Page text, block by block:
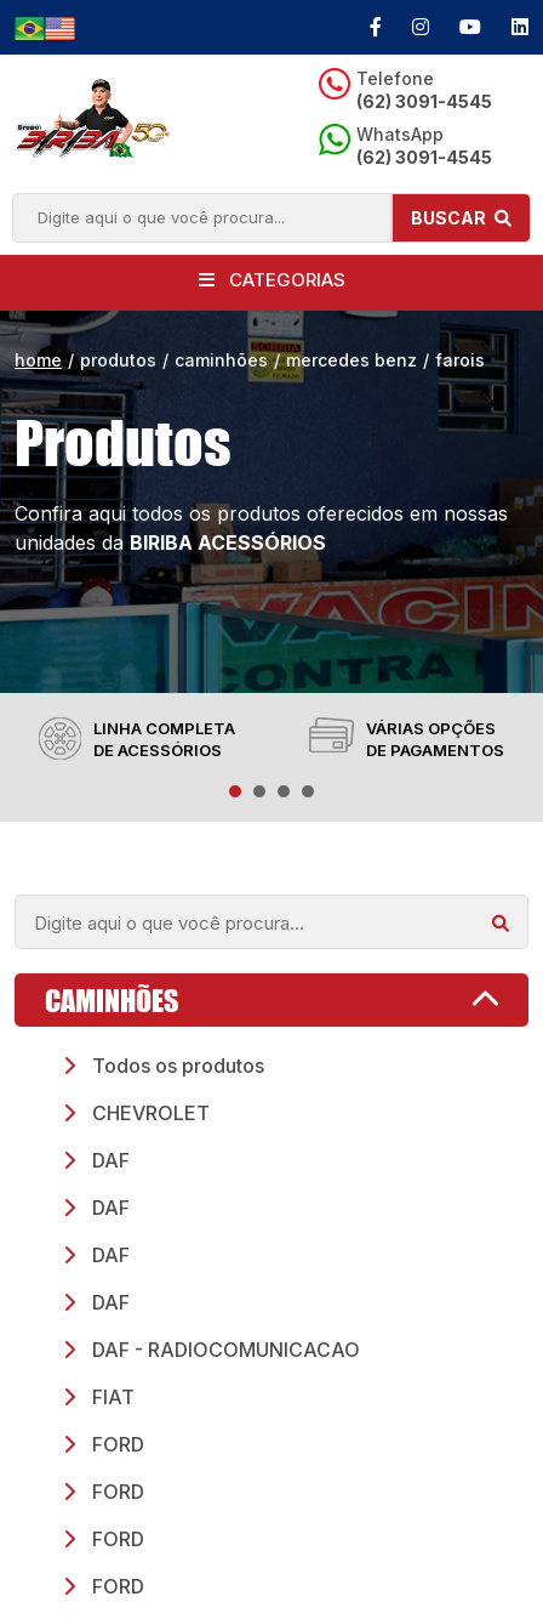
Telefone
(62) 3091-4545
WhatsApp
(62) 3091-4545
BUSCAR
CATEGORIAS
home / produtos / caminhões / mercedes benz / farois
Produtos
Confira aqui todos os produtos oferecidos em nossas
unidades da BIRIBA ACESSÓRIOS
LINHA COMPLETA
DE ACESSÓRIOS
VÁRIAS OPÇÕES
DE PAGAMENTOS
CAMINHÕES
Todos os produtos
CHEVROLET
DAF
DAF
DAF
DAF
DAF - RADIOCOMUNICACAO
FIAT
FORD
FORD
FORD
FORD